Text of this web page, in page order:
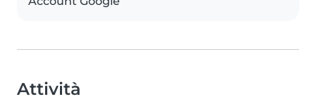
Attività